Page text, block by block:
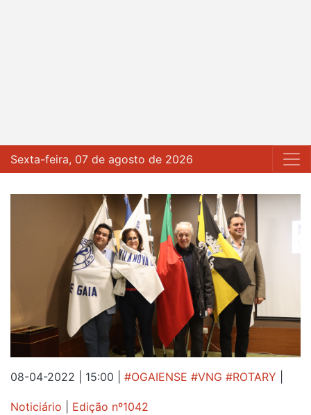
Sexta-feira, 07 de agosto de 2026
08-04-2022 | 15:00 #OGAIENSE #VNG #ROTARY
Noticiário Edição nº1042